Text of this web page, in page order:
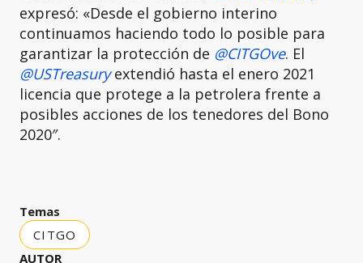
expresó: «Desde el gobierno interino
continuamos haciendo todo lo posible para
garantizar la protección de @CITGOve. El
@USTreasuryextendió hasta el enero 2021
licencia que protege a la petrolera frente a
posibles acciones de los tenedores del Bono
2020″.
Temas
CITGO
AUTOR